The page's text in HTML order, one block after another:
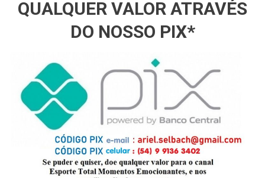
QUALQUER VALOR ATRAVÉS
DO NOSSO PIX*